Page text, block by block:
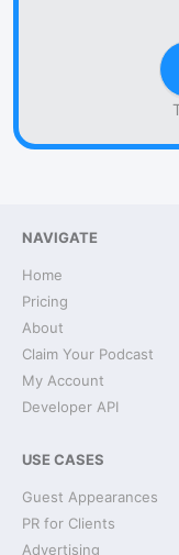
NAVIGATE
Home
Pricing
About
Claim Your Podcast
My Account
Developer API
USE CASES
Guest Appearances
PR for Clients
Advertising